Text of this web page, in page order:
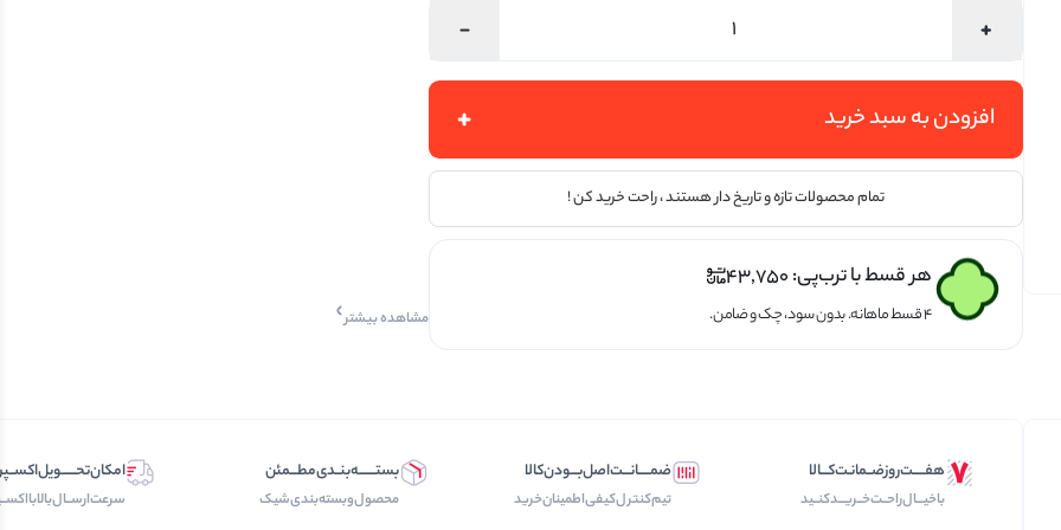
افزودن به سبد خرید
تمام محصولات تازه و تاریخ دار هستند ، راحت خرید کن !
هر قسط با ترب‌پی:43,750
۴ قسط ماهانه. بدون سود، چک و ضامن. مشاهده بیشتر
هفـــــت‌روز‌ضــمانـت‌کـــالا
با‌خیـــال‌راحــت‌‌‌خــریـــد‌کنــید
ضمـــــانـــت‌اصل‌بـــودن‌کالا
تیم‌کنترل‌کیفی‌اطمینان‌خرید
بستـــــــه‌بنــدی‌مطـــمئن
محصول‌و‌بسته‌بندی‌‌شیک